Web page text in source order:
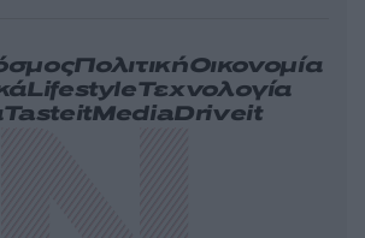
ΠολιτικήΟικονομία
LifestyleΤεχνολογία
TasteitMediaDriveit